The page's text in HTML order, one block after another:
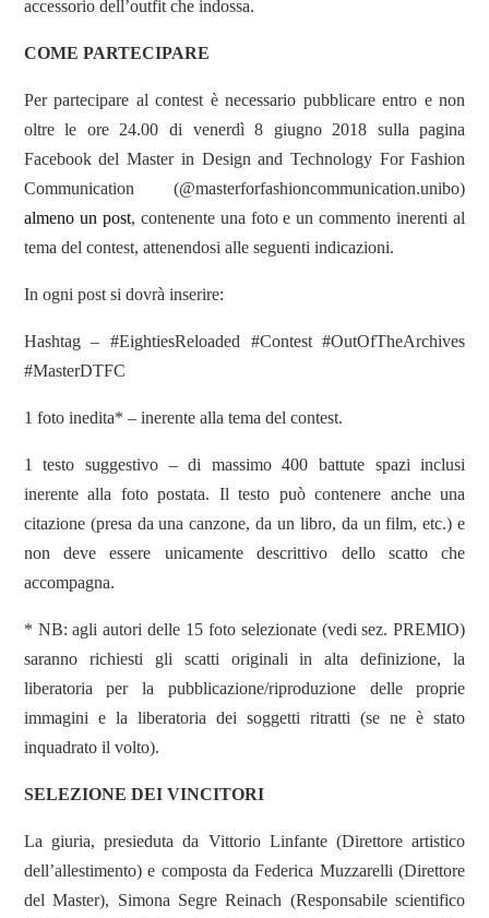
accessorio dell’outfit che indossa.
COME PARTECIPARE
Per partecipare al contest è necessario pubblicare entro e non
oltre le ore 24.00 di venerdì 8 giugno 2018 sulla pagina
Facebook del Master in Design and Technology For Fashion
Communication (@masterforfashioncommunication.unibo)
almeno un post, contenente una foto e un commento inerenti al
tema del contest, attenendosi alle seguenti indicazioni.
In ogni post si dovrà inserire:
Hashtag – #EightiesReloaded #Contest #OutOfTheArchives
#MasterDTFC
1 foto inedita* – inerente alla tema del contest.
1 testo suggestivo – di massimo 400 battute spazi inclusi
inerente alla foto postata. Il testo può contenere anche una
citazione (presa da una canzone, da un libro, da un film, etc.) e
non deve essere unicamente descrittivo dello scatto che
accompagna.
* NB: agli autori delle 15 foto selezionate (vedi sez. PREMIO)
saranno richiesti gli scatti originali in alta definizione, la
liberatoria per la pubblicazione/riproduzione delle proprie
immagini e la liberatoria dei soggetti ritratti (se ne è stato
inquadrato il volto).
SELEZIONE DEI VINCITORI
La giuria, presieduta da Vittorio Linfante (Direttore artistico
dell’allestimento) e composta da Federica Muzzarelli (Direttore
del Master), Simona Segre Reinach (Responsabile scientifico